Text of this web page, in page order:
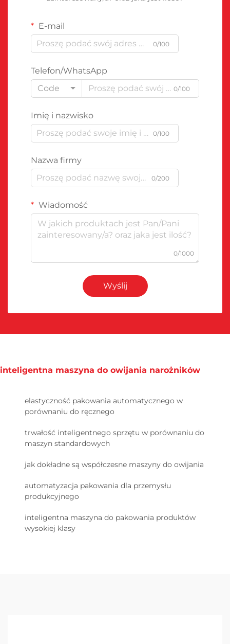
E-mail
0/100
Telefon/WhatsApp
Code
0/100
Imię i nazwisko
0/100
Nazwa firmy
0/200
Wiadomość
0/1000
Wyślij
inteligentna maszyna do owijania narożników
elastyczność pakowania automatycznego w
porównaniu do ręcznego
trwałość inteligentnego sprzętu w porównaniu do
maszyn standardowych
jak dokładne są współczesne maszyny do owijania
automatyzacja pakowania dla przemysłu
produkcyjnego
inteligentna maszyna do pakowania produktów
wysokiej klasy